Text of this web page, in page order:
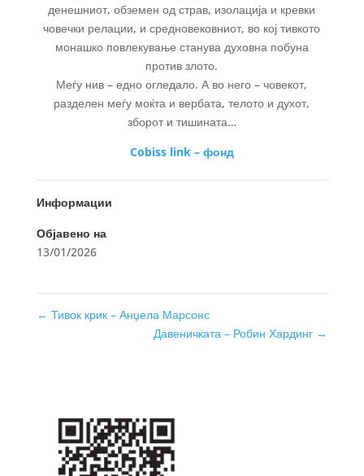
денешниот, обземен од страв, изолација и кревки
човечки релации, и средновековниот, во кој тивкото
монашко повлекување станува духовна побуна
против злото.
Меѓу нив – едно огледало. А во него – човекот,
разделен меѓу моќта и вербата, телото и духот,
зборот и тишината…
Cobiss link – фонд
Информации
Објавено на
13/01/2026
← Тивок крик – Анџела Марсонс
Давеничката – Робин Хардинг →